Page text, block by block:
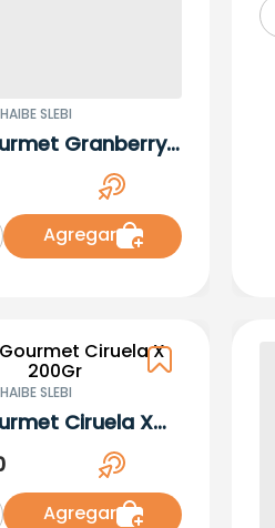
SLEBI
Granberry
200 Gr
Agregar
SLEBI
Ciruela X
Agregar